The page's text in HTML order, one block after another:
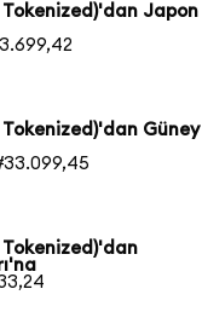
Japon
Güney